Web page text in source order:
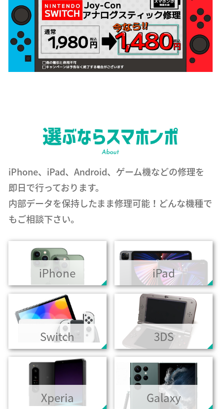
iPhone、iPad、Android、ゲーム機などの修理を
即日で行っております。
内部データを保持したまま修理可能！どんな機種で
もご相談下さい。
iPhone iPad
Switch 3DS
Xperia Galaxy